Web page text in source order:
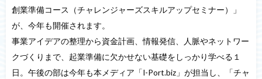
創業準備コース（チャレンジャーズスキルアップセミナー）」
が、今年も開催されます。
事業アイデアの整理から資金計画、情報発信、人脈やネットワー
クづくりまで、起業準備に欠かせない基礎をしっかり学べる１
日。午後の部は今年も本メディア「I-Port.biz」が担当し、「チャ